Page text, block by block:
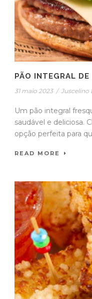
PÃO INTEGRAL DE
31 maio 2023 / Juscelino
Um pão integral
saudável e deliciosa.
opção perfeita para
READ MORE